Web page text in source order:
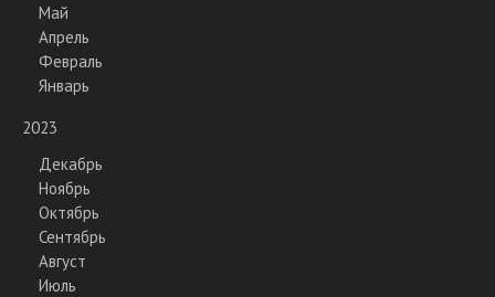
Май
Апрель
Февраль
Январь
2023
Декабрь
Ноябрь
Октябрь
Сентябрь
Август
Июль